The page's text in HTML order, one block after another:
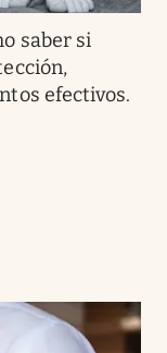
saber si
efectivos.